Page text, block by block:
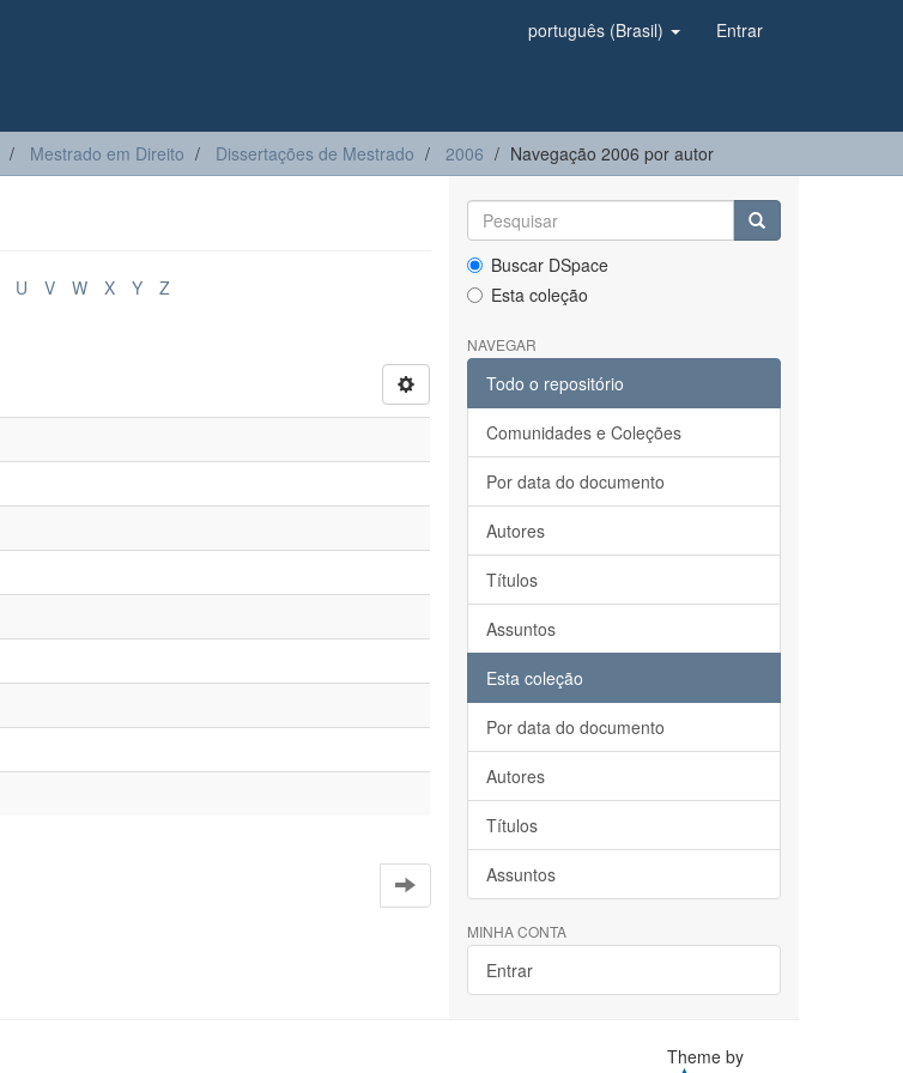
português (Brasil) Entrar
Mestrado em Direito Dissertações de Mestrado 2006 Navegação 2006 por autor
U V W X Y
Z
Buscar DSpace
Esta coleção
NAVEGAR
Todo o repositório
Comunidades e Coleções
Por data do documento
Autores
Títulos
Assuntos
Esta coleção
Por data do documento
Autores
Títulos
Assuntos
MINHA CONTA
Entrar
Theme by